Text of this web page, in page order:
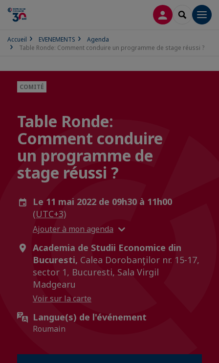
CONNEXION
Accueil EVENEMENTS
Agenda
Table Ronde: Comment conduire un programme de stage réussi ?
COMITÉ
Table Ronde:
Comment conduire
un programme de
stage réussi ?
Le 11 mai 2022 de 09h30 à 11h00
(UTC+3)
Ajouter à mon agenda
Academia de Studii Economice din
Bucuresti, Calea Dorobanţilor nr. 15-17,
sector 1, Bucuresti, Sala Virgil
Madgearu
Voir sur la carte
Langue(s) de l'événement
Roumain